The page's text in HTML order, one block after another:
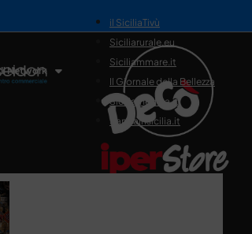
Il Network
il SiciliaTivù
Siciliarurale.eu
Siciliammare.it
Il Giornale della Bellezza
Siciliamedica.it
Sanitainsicilia.it